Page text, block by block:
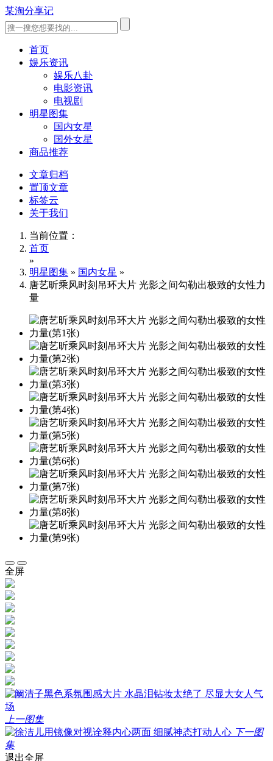
某淘分享记
首页
娱乐资讯
娱乐八卦
电影资讯
电视剧
明星图集
国内女星
国外女星
商品推荐
文章归档
置顶文章
标签云
关于我们
当前位置：
首页
»
明星图集 » 国内女星 »
唐艺昕乘风时刻吊环大片 光影之间勾勒出极致的女性力
量
全屏
上一图集
下一图
集
退出全屏